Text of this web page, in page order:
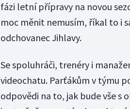
fázi letní přípravy na novou
moc měnit nemusím, říkal to i
odchovanec Jihlavy.
Se spoluhráči, trenéry i
videochatu. Parťákům v týmu
odpovědi na to, jak bude vše s